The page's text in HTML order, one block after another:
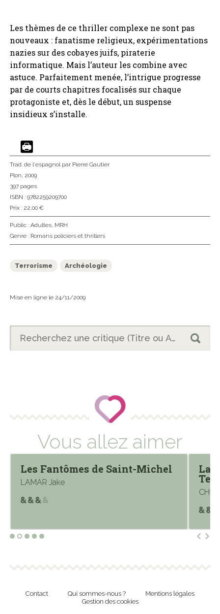
Les thèmes de ce thriller complexe ne sont pas
nouveaux : fanatisme religieux, expérimentations
nazies sur des cobayes juifs, piraterie
informatique. Mais l’auteur les combine avec
astuce. Parfaitement menée, l’intrigue progresse
par de courts chapitres focalisés sur chaque
protagoniste et, dès le début, un suspense
insidieux s’installe.
Trad. de l'espagnolpar Pierre Gautier
Plon, 2009
397 pages
ISBN : 9782259209700
Prix : 22,00 €
Public : Adultes, MRH
Genre : Romans policiers et thrillers
Terrorisme Archéologie
Mise en ligne le 24/11/2009
Vous allez aimer
Les Fantômes de Saint-Michel
LAMAR Jake
La
Contact Qui sommes-nous ?
Mentions légales
Gestion des cookies